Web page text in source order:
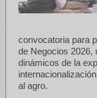
convocatoria para
de Negocios 2026,
dinámicos de la
al agro.